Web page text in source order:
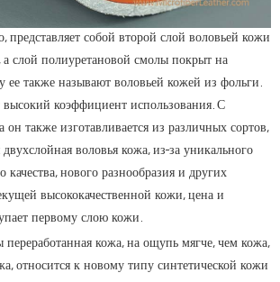
представляет собой второй слой воловьей кожи
а слой полиуретановой смолы покрыт на
ее также называют воловьей кожей из фольги.
коэффициент использования. С
он также изготавливается из различных сортов,
воловья кожа, из-за уникального
качества, нового разнообразия и других
высококачественной кожи, цена и
первому слою кожи.
переработанная кожа, на ощупь мягче, чем кожа,
относится к новому типу синтетической кожи